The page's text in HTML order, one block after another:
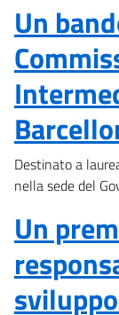
Un
Destinato a
nella sede del
Un